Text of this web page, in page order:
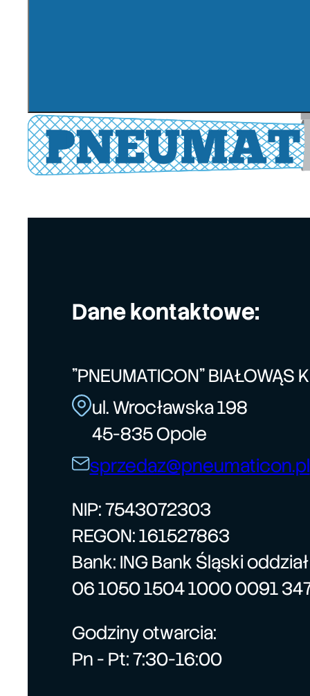
Dane kontaktowe:
"PNEUMATICON" BIAŁOWĄS
ul. Wrocławska 198
45-835 Opole
sprzedaz@pneumaticon.pl
NIP: 7543072303
REGON: 161527863
Bank: ING Bank Śląski
06 1050 1504 1000 0091
Godziny otwarcia:
Pn - Pt: 7:30-16:00